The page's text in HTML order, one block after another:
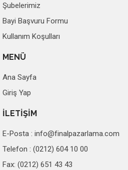
Şubelerimiz
Bayi Başvuru Formu
Kullanım Koşulları
MENÜ
Ana Sayfa
Giriş Yap
İLETİŞİM
E-Posta : info@finalpazarlama.com
Telefon : (0212) 604 10 00
Fax: (0212) 651 43 43